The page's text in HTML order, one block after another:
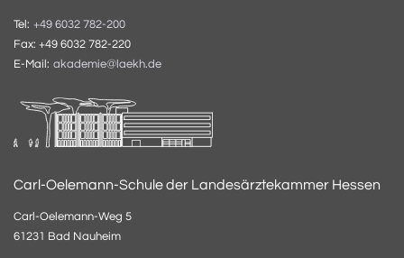
Tel: +49 6032 782-200
Fax: +49 6032 782-220
E-Mail: akademie@laekh.de
Carl-Oelemann-Schule der Landesärztekammer Hessen
Carl-Oelemann-Weg 5
61231 Bad Nauheim